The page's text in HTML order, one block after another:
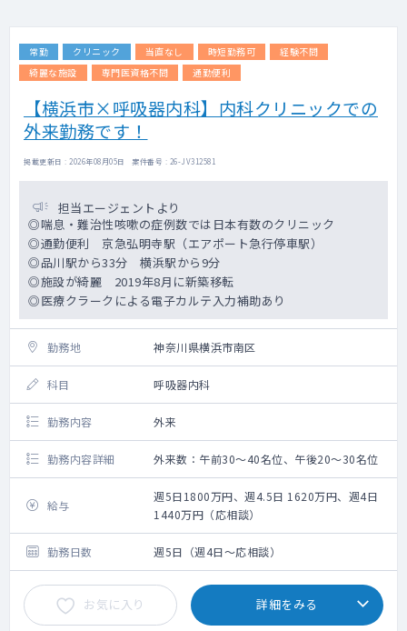
常勤 クリニック 当直なし 時短勤務可
経験不問
綺麗な施設
専門医資格不問 通勤便利
【横浜市×呼吸器内科】内科クリニックでの
外来勤務です！
掲載更新日 : 2026年08月05日 案件番号 : 26-JV312581
担当エージェントより
◎喘息・難治性咳嗽の症例数では日本有数のクリニック
◎通勤便利 京急弘明寺駅（エアポート急行停車駅）
◎品川駅から33分 横浜駅から9分
◎施設が綺麗 2019年8月に新築移転
◎医療クラークによる電子カルテ入力補助あり
勤務地 神奈川県横浜市南区
科目 呼吸器内科
勤務内容 外来
勤務内容詳細 外来数：午前30～40名位、午後20～30名位
給与
週5日1800万円、週4.5日 1620万円、週4日
1440万円（応相談）
勤務日数 週5日（週4日～応相談）
お気に入り 詳細をみる